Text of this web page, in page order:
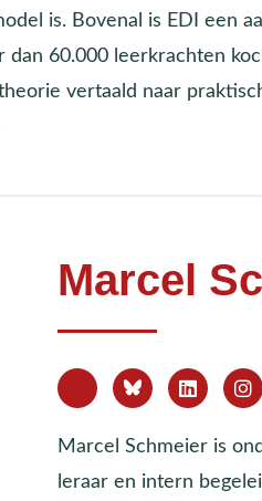
is. Bovenal is EDI een
60.000 leerkrachten
vertaald naar
Marcel
Marcel Schmeier is
leraar en intern